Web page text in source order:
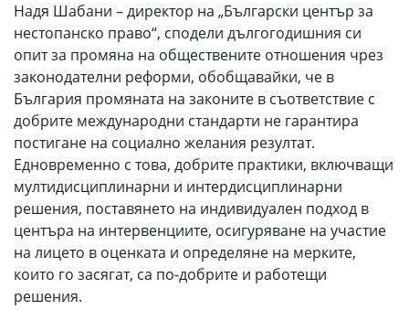
Надя Шабани – директор на „Български център за
нестопанско право“, сподели дългогодишния си
опит за промяна на обществените отношения чрез
законодателни реформи, обобщавайки, че в
България промяната на законите в съответствие с
добрите международни стандарти не гарантира
постигане на социално желания резултат.
Едновременно с това, добрите практики, включващи
мултидисциплинарни и интердисциплинарни
решения, поставянето на индивидуален подход в
центъра на интервенциите, осигуряване на участие
на лицето в оценката и определяне на мерките,
които го засягат, са по-добрите и работещи
решения.